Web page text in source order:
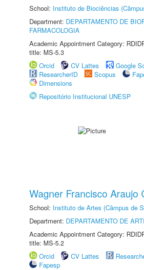
School: Instituto de Biociências
Department: DEPARTAMENTO DE
FARMACOLOGIA
Academic Appointment Category:
title: MS-5.3
Orcid
CV Lattes
Google
ResearcherID
Scopus
Dimensions
Repositório Institucional UNESP
Wagner Francisco Araujo
School: Instituto de Artes (Câmpus de
Department: DEPARTAMENTO DE
Academic Appointment Category:
title: MS-5.2
Orcid
CV Lattes
Fapesp